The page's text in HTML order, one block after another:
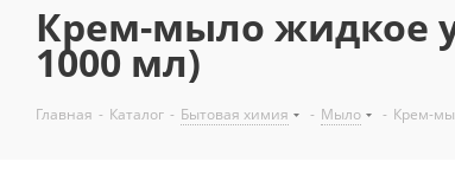
Крем-мыло жидкое
1000 мл)
Главная - Каталог - Бытовая химия - Мыло - Крем-